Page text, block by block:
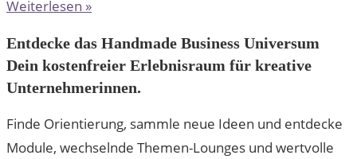
Weiterlesen »
Entdecke das Handmade Business Universum
Dein kostenfreier Erlebnisraum für kreative
Unternehmerinnen.
Finde Orientierung, sammle neue Ideen und entdecke
Module, wechselnde Themen-Lounges und wertvolle